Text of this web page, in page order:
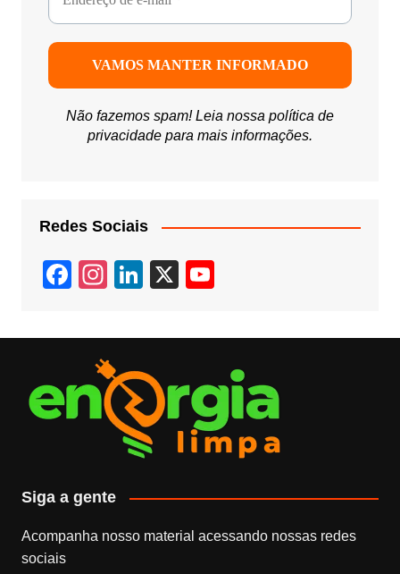
Não fazemos spam! Leia nossa política de
privacidadepara mais informações.
Redes Sociais
F
c
b
o
In
a
gr
a
m
Li
k
dI
n
X
u
u
b
e
h
a
Siga a gente
Acompanha nosso material acessando nossas redes
sociais